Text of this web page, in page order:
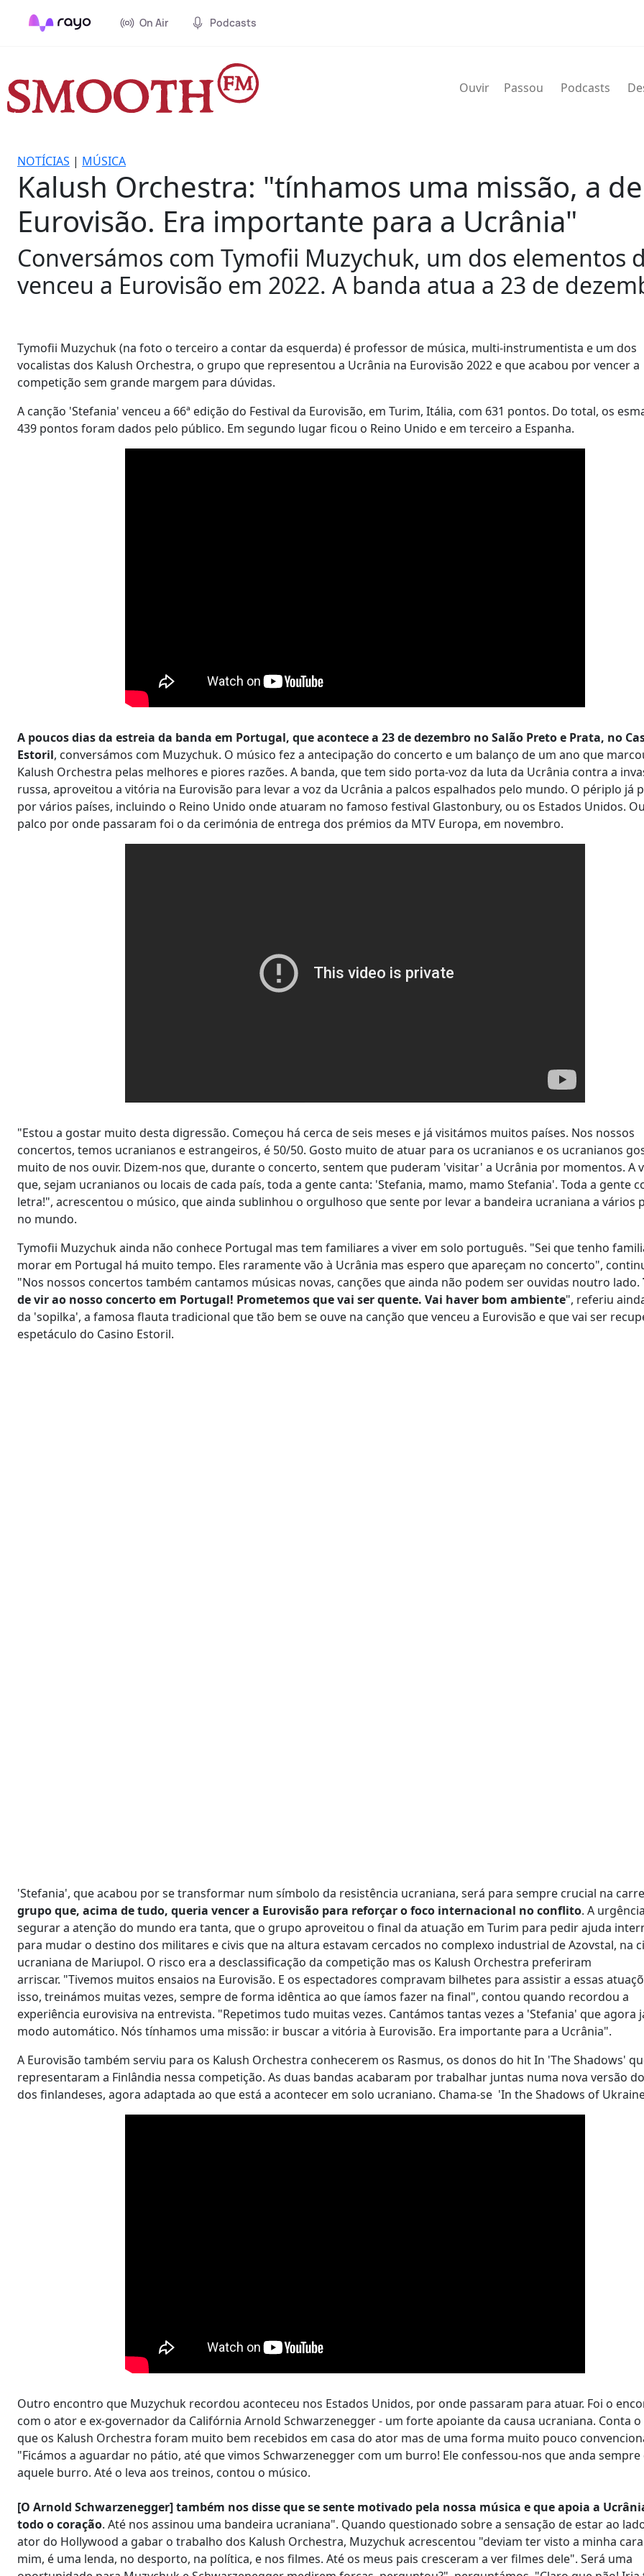
On Air Podcasts
Ouvir Passou Podcasts
NOTÍCIAS | MÚSICA
Kalush Orchestra: "tínhamos uma missão, a
Eurovisão. Era importante para a Ucrânia"
Conversámos com Tymofii Muzychuk, um dos elementos
venceu a Eurovisão em 2022. A banda atua a 23 de
Tymofii Muzychuk (na foto o terceiro a contar da esquerda) é professor de música, multi-instrumentista e um dos
vocalistas dos Kalush Orchestra, o grupo que representou a Ucrânia na Eurovisão 2022 e que acabou por vencer a
competição sem grande margem para dúvidas.
A canção 'Stefania' venceu a 66ª edição do Festival da Eurovisão, em Turim, Itália, com 631 pontos. Do total, os
439 pontos foram dados pelo público. Em segundo lugar ficou o Reino Unido e em terceiro a Espanha.
A poucos dias da estreia da banda em Portugal, que acontece a 23 de dezembro no Salão Preto e Prata, no
Estoril, conversámos com Muzychuk. O músico fez a antecipação do concerto e um balanço de um ano que
Kalush Orchestra pelas melhores e piores razões. A banda, que tem sido porta-voz da luta da Ucrânia contra a
russa, aproveitou a vitória na Eurovisão para levar a voz da Ucrânia a palcos espalhados pelo mundo. O périplo já
por vários países, incluindo o Reino Unido onde atuaram no famoso festival Glastonbury, ou os Estados Unidos.
palco por onde passaram foi o da cerimónia de entrega dos prémios da MTV Europa, em novembro.
"Estou a gostar muito desta digressão. Começou há cerca de seis meses e já visitámos muitos países. Nos nossos
concertos, temos ucranianos e estrangeiros, é 50/50. Gosto muito de atuar para os ucranianos e os ucranianos
muito de nos ouvir. Dizem-nos que, durante o concerto, sentem que puderam 'visitar' a Ucrânia por momentos. A
que, sejam ucranianos ou locais de cada país, toda a gente canta: 'Stefania, mamo, mamo Stefania'. Toda a gente
letra!", acrescentou o músico, que ainda sublinhou o orgulhoso que sente por levar a bandeira ucraniana a vários
no mundo.
Tymofii Muzychuk ainda não conhece Portugal mas tem familiares a viver em solo português. "Sei que tenho
morar em Portugal há muito tempo. Eles raramente vão à Ucrânia mas espero que apareçam no concerto",
"Nos nossos concertos também cantamos músicas novas, canções que ainda não podem ser ouvidas noutro lado.
de vir ao nosso concerto em Portugal! Prometemos que vai ser quente. Vai haver bom ambiente", referiu
da 'sopilka', a famosa flauta tradicional que tão bem se ouve na canção que venceu a Eurovisão e que vai ser
espetáculo do Casino Estoril.
'Stefania', que acabou por se transformar num símbolo da resistência ucraniana, será para sempre crucial na
grupo que, acima de tudo, queria vencer a Eurovisão para reforçar o foco internacional no conflito. A
segurar a atenção do mundo era tanta, que o grupo aproveitou o final da atuação em Turim para pedir ajuda
para mudar o destino dos militares e civis que na altura estavam cercados no complexo industrial de Azovstal, na
ucraniana de Mariupol. O risco era a desclassificação da competição mas os Kalush Orchestra preferiram
arriscar. "Tivemos muitos ensaios na Eurovisão. E os espectadores compravam bilhetes para assistir a essas
isso, treinámos muitas vezes, sempre de forma idêntica ao que íamos fazer na final", contou quando recordou a
experiência eurovisiva na entrevista. "Repetimos tudo muitas vezes. Cantámos tantas vezes a 'Stefania' que agora
modo automático. Nós tínhamos uma missão: ir buscar a vitória à Eurovisão. Era importante para a Ucrânia".
A Eurovisão também serviu para os Kalush Orchestra conhecerem os Rasmus, os donos do hit In 'The Shadows'
representaram a Finlândia nessa competição. As duas bandas acabaram por trabalhar juntas numa nova versão
dos finlandeses, agora adaptada ao que está a acontecer em solo ucraniano. Chama-se 'In the Shadows of
Outro encontro que Muzychuk recordou aconteceu nos Estados Unidos, por onde passaram para atuar. Foi o
com o ator e ex-governador da Califórnia Arnold Schwarzenegger - um forte apoiante da causa ucraniana. Conta
que os Kalush Orchestra foram muito bem recebidos em casa do ator mas de uma forma muito pouco
"Ficámos a aguardar no pátio, até que vimos Schwarzenegger com um burro! Ele confessou-nos que anda sempre
aquele burro. Até o leva aos treinos, contou o músico.
[O Arnold Schwarzenegger] também nos disse que se sente motivado pela nossa música e que apoia a
todo o coração. Até nos assinou uma bandeira ucraniana". Quando questionado sobre a sensação de estar ao
ator do Hollywood a gabar o trabalho dos Kalush Orchestra, Muzychuk acrescentou "deviam ter visto a minha
mim, é uma lenda, no desporto, na política, e nos filmes. Até os meus pais cresceram a ver filmes dele". Será uma